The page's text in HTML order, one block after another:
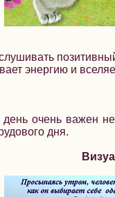
энергию и
очень важен
дня.